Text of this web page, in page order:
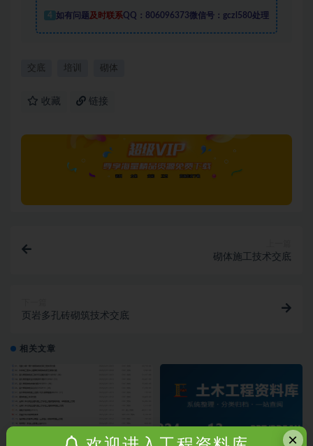
4 如有问题及时联系QQ：806096373微信号：gczl580处理
交底 培训 砌体
收藏 链接
砌体施工技术交底
页岩多孔砖砌筑技术交底
相关文章
×